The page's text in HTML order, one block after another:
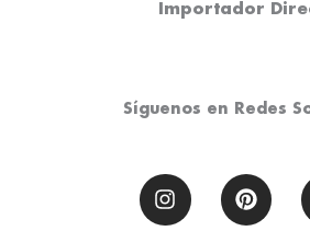
Importador
Síguenos en Redes
I
n
s
P
i
n